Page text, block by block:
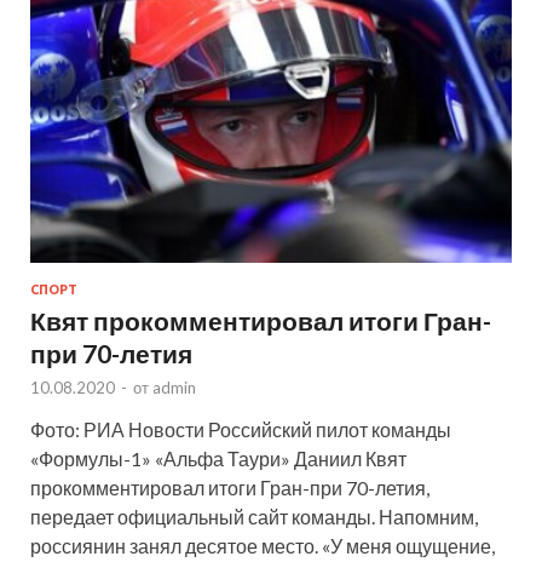
СПОРТ
Квят прокомментировал итоги Гран-
при 70-летия
10.08.2020 - от admin
Фото: РИА Новости Российский пилот команды
«Формулы-1» «Альфа Таури» Даниил Квят
прокомментировал итоги Гран-при 70-летия,
передает официальный сайт команды. Напомним,
россиянин занял десятое место. «У меня ощущение,